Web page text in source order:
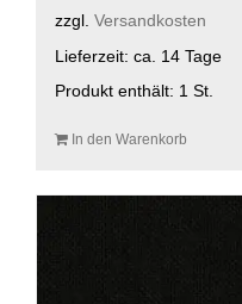
zzgl. Versandkosten
Lieferzeit: ca. 14 Tage
Produkt enthält: 1 St.
In den Warenkorb